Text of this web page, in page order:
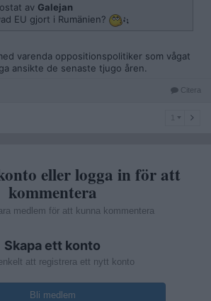
av Galejan
EU gjort i Rumänien?
varenda oppositionspolitiker som vågat
ansikte de senaste tjugo åren.
Citera
eller logga in för att
kommentera
medlem för att kunna kommentera
Skapa ett konto
att registrera ett nytt konto
Bli medlem